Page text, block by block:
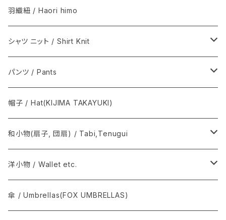
その他 / Others
Il micio / イルミーチョ
籠心 / あけび蔓細工 / Basket bag
籠バッグ(手提げ籠) / Basket bag
巾着(信玄袋) / INDEN
須浪亨商店 / いかご・びんかご
SOSAKUBAG
羽織紐 / Haori himo
シャツ ニット / Shirt Knit
BODHI
Graphpaper / グラフペーパー
BATONER
パンツ / Pants
Y. & SONS
COMOLI / コモリ
Graphpaper / グラフペーパー
T.T / ティーティー
帽子 / Hat(KIJIMA TAKAYUKI)
和小物(扇子, 団扇) / Tabi,Tenugui
手拭 / Tenugui
扇子, 団扇 / Folding fan
洋小物 / Wallet etc.
COMME des GARÇONS
傘 / Umbrellas(FOX UMBRELLAS)